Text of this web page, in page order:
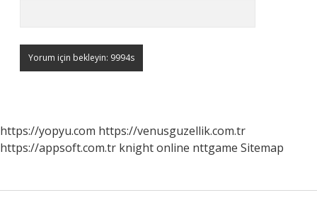
https://yopyu.com https://venusguzellik.com.tr
https://appsoft.com.tr knight online nttgame Sitemap